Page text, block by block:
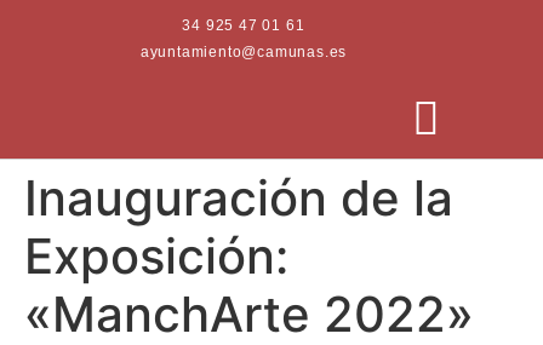
34 925 47 01 61
ayuntamiento@camunas.es
Inauguración de la
Exposición:
«ManchArte 2022»